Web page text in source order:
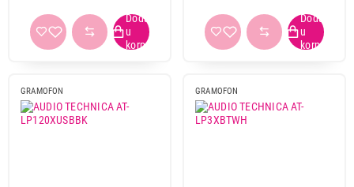
GRAMOFON GRAMOFON
Završi kupovinu